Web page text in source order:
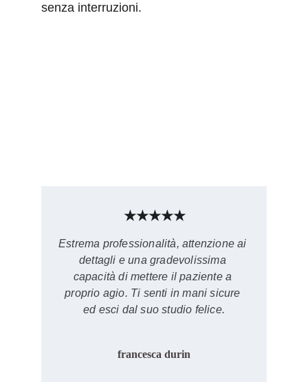
senza interruzioni.
Estrema professionalità, attenzione ai
dettagli e una gradevolissima
capacità di mettere il paziente a
proprio agio. Ti senti in mani sicure
ed esci dal suo studio felice.
francesca durin
★★★★★